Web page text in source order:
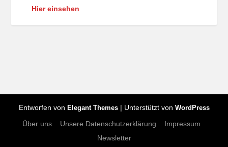
Hier einsehen
Entworfen von Elegant Themes| Unterstützt von WordPress
Über uns Unsere Datenschutzerklärung
Impressum
Newsletter